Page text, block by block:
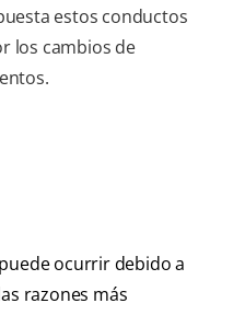
estos conductos
los cambios de
ocurrir debido a
razones más